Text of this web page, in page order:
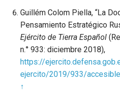
Guillém Colom Piella, “La
Pensamiento Estratégico
Ejército de Tierra Español
n.° 933: diciembre 2018),
https://
ejercito/2019/933/
↑